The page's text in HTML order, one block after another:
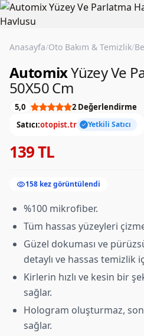
Anasayfa/Oto Bakım & Temizlik/
AutomixYüzey Ve
50X50 Cm
5,0
2 Değerlendirme
Satıcı:otopist.tr check Yetkili Satıcı
139 TL
visibility158 kez görüntülendi
%100 mikrofiber.
Tüm hassas yüzeyleri
Güzel dokuması ve
detaylı ve hassas temizlik
Kirlerin hızlı ve kesin bir
sağlar.
Hologram oluşturmaz,
sağlar.